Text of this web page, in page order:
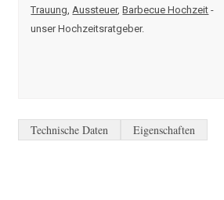
Trauung Aussteuer,Barbecue Hochzeit -
unser Hochzeitsratgeber.
Technische Daten Eigenschaften